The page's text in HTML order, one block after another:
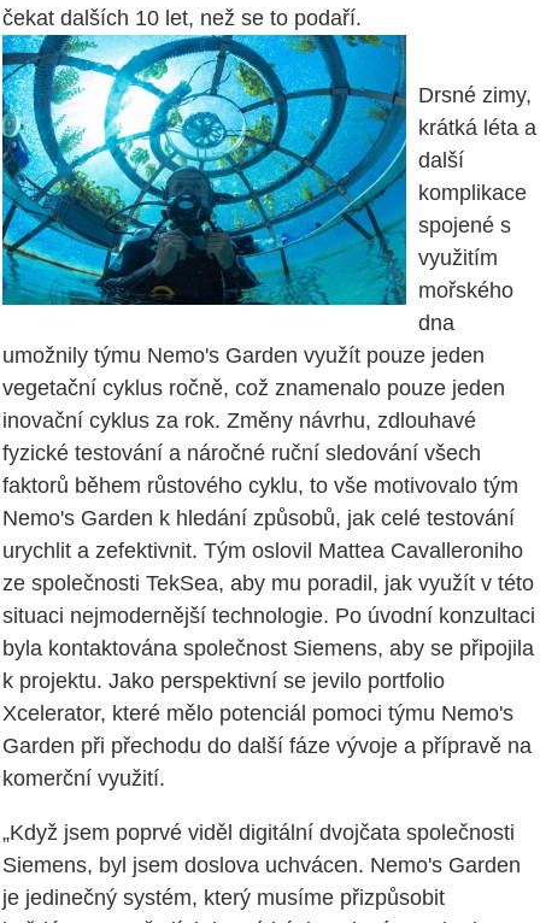
čekat dalších 10 let, než se to podaří.
Drsné zimy,
krátká léta a
další
komplikace
spojené s
využitím
mořského
dna
umožnily týmu Nemo's Garden využít pouze jeden
vegetační cyklus ročně, což znamenalo pouze jeden
inovační cyklus za rok. Změny návrhu, zdlouhavé
fyzické testování a náročné ruční sledování všech
faktorů během růstového cyklu, to vše motivovalo tým
Nemo's Garden k hledání způsobů, jak celé testování
urychlit a zefektivnit. Tým oslovil Mattea Cavalleroniho
ze společnosti TekSea, aby mu poradil, jak využít v této
situaci nejmodernější technologie. Po úvodní konzultaci
byla kontaktována společnost Siemens, aby se připojila
k projektu. Jako perspektivní se jevilo portfolio
Xcelerator, které mělo potenciál pomoci týmu Nemo's
Garden při přechodu do další fáze vývoje a přípravě na
komerční využití.
„Když jsem poprvé viděl digitální dvojčata společnosti
Siemens, byl jsem doslova uchvácen. Nemo's Garden
je jedinečný systém, který musíme přizpůsobit